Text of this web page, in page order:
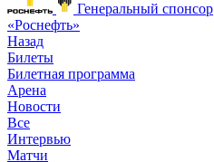
Генеральный спонсор
«Роснефть»
Назад
Билеты
Билетная программа
Арена
Новости
Все
Интервью
Матчи